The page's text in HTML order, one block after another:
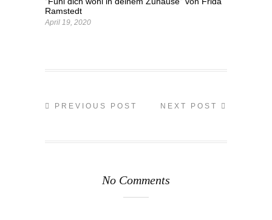
Ramstedt
April 19, 2020
PREVIOUS POST NEXT POST
No Comments